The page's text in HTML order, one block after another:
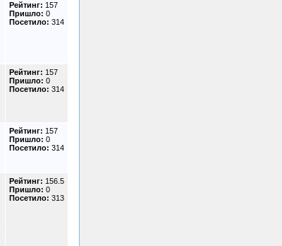
Рейтинг: 157
Пришло: 0
Посетило: 314
Рейтинг: 157
Пришло: 0
Посетило: 314
Рейтинг: 157
Пришло: 0
Посетило: 314
Рейтинг: 156.5
Пришло: 0
Посетило: 313